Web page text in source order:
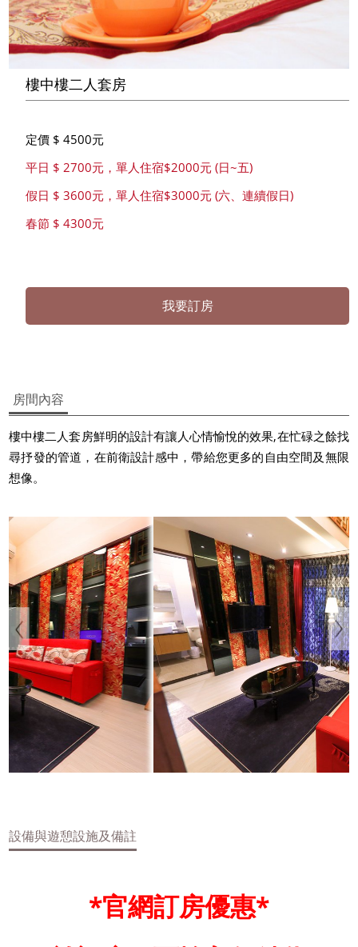
樓中樓二人套房
定價 $ 4500元
平日 $ 2700元，單人住宿$2000元 (日~五)
假日 $ 3600元，單人住宿$3000元 (六、連續假日)
春節 $ 4300元
我要訂房
房間內容
樓中樓二人套房鮮明的設計有讓人心情愉悅的效果,在忙碌之餘找
尋抒發的管道，在前衛設計感中，帶給您更多的自由空間及無限
想像。
設備與遊憩設施及備註
*官網訂房優惠*